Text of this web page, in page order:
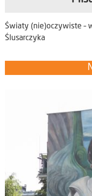
Światy (nie)oczywiste –
Ślusarczyka